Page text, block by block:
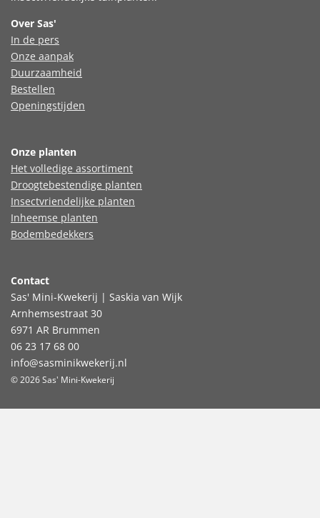
Over Sas'
In de pers
Onze aanpak
Duurzaamheid
Bestellen
Openingstijden
Onze planten
Het volledige assortiment
Droogtebestendige planten
Insectvriendelijke planten
Inheemse planten
Bodembedekkers
Contact
Sas' Mini-Kwekerij | Saskia van Wijk
Arnhemsestraat 30
6971 AR Brummen
06 23 17 68 00
info@sasminikwekerij.nl
© 2026 Sas' Mini-Kwekerij